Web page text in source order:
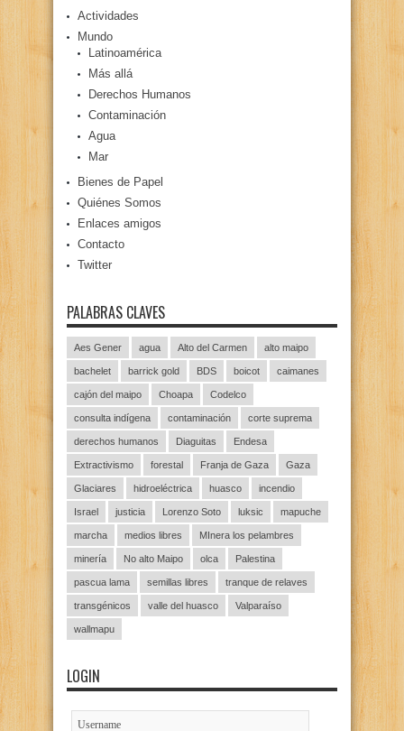
Actividades
Mundo
Latinoamérica
Más allá
Derechos Humanos
Contaminación
Agua
Mar
Bienes de Papel
Quiénes Somos
Enlaces amigos
Contacto
Twitter
PALABRAS CLAVES
Aes Gener agua Alto del Carmen alto maipo
bachelet barrick gold BDS boicot caimanes
cajón del maipo Choapa Codelco
consulta indígena contaminación corte suprema
derechos humanos Diaguitas Endesa
Extractivismo forestal Franja de Gaza Gaza
Glaciares hidroeléctrica huasco incendio
Israel justicia Lorenzo Soto luksic mapuche
marcha medios libres MInera los pelambres
minería No alto Maipo olca Palestina
pascua lama semillas libres tranque de relaves
transgénicos valle del huasco Valparaíso
wallmapu
LOGIN